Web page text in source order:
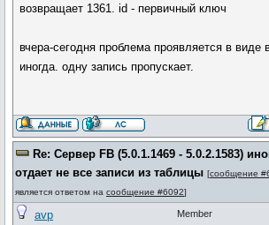
возвращает 1361. id - первичный ключ
вчера-сегодня проблема проявляется в виде
иногда. одну запись пропускает.
Re: Сервер FB (5.0.1.1469 - 5.0.2.1583)
отдает не все записи из таблицы [сообщение
является ответом на сообщение #6092]
avp Member